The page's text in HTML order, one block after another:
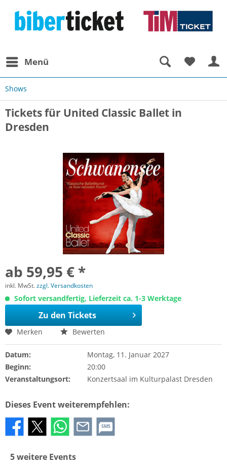
Menü
Shows
Tickets für United Classic Ballet in
Dresden
ab 59,95 € *
inkl. MwSt.zzgl. Versandkosten
Sofort versandfertig, Lieferzeit ca. 1-3 Werktage
Zu den Tickets
Merken Bewerten
Datum:
Montag, 11. Januar 2027
Beginn:
20:00
Veranstaltungsort:
Konzertsaal im Kulturpalast Dresden
Dieses Event weiterempfehlen:
SMS
5 weitere Events